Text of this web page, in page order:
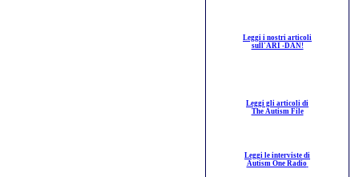
Leggi i nostri articoli
sull'ARI -DAN!
Leggi gli articoli di
The Autism File
Leggi le interviste di
Autism One Radio